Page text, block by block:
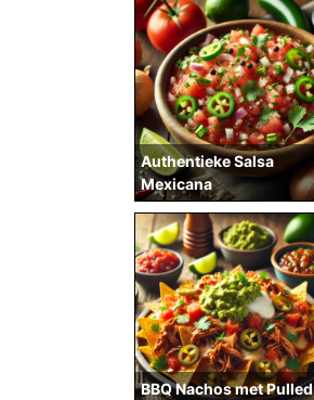
Authentieke Salsa
Mexicana
BBQ Nachos met Pulled